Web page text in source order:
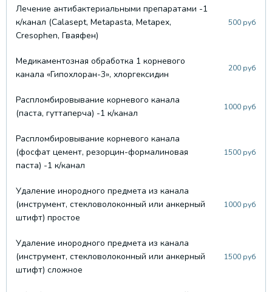
Лечение антибактериальными препаратами -1
к/канал (Calasept, Metapasta, Metapex,
Cresophen, Гваяфен)
500 руб
Медикаментозная обработка 1 корневого
канала «Гипохлоран-3», хлоргексидин
200 руб
Распломбировывание корневого канала
(паста, гуттаперча) -1 к/канал
1000 руб
Распломбировывание корневого канала
(фосфат цемент, резорцин-формалиновая
паста) -1 к/канал
1500 руб
Удаление инородного предмета из канала
(инструмент, стекловолоконный или анкерный
штифт) простое
1000 руб
Удаление инородного предмета из канала
(инструмент, стекловолоконный или анкерный
штифт) сложное
1500 руб